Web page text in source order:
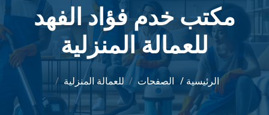
مكتب خدم فؤاد الفهد
للعمالة المنزلية
الرئيسية / الصفحات للعمالة المنزلية